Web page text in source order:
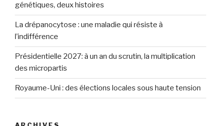
génétiques, deux histoires
La drépanocytose : une maladie qui résiste à
l’indifférence
Présidentielle 2027: à un an du scrutin, la multiplication
des micropartis
Royaume-Uni : des élections locales sous haute tension